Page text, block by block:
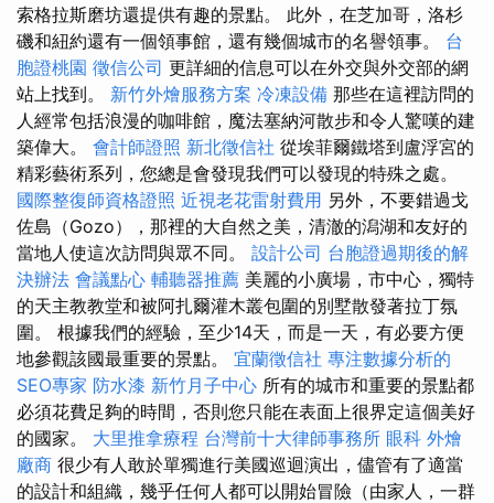
索格拉斯磨坊還提供有趣的景點。 此外，在芝加哥，洛杉
磯和紐約還有一個領事館，還有幾個城市的名譽領事。 台
胞證桃園 徵信公司 更詳細的信息可以在外交與外交部的網
站上找到。 新竹外燴服務方案 冷凍設備 那些在這裡訪問的
人經常包括浪漫的咖啡館，魔法塞納河散步和令人驚嘆的建
築偉大。 會計師證照 新北徵信社 從埃菲爾鐵塔到盧浮宮的
精彩藝術系列，您總是會發現我們可以發現的特殊之處。
國際整復師資格證照 近視老花雷射費用 另外，不要錯過戈
佐島（Gozo），那裡的大自然之美，清澈的潟湖和友好的
當地人使這次訪問與眾不同。 設計公司 台胞證過期後的解
決辦法 會議點心 輔聽器推薦 美麗的小廣場，市中心，獨特
的天主教教堂和被阿扎爾灌木叢包圍的別墅散發著拉丁氛
圍。 根據我們的經驗，至少14天，而是一天，有必要方便
地參觀該國最重要的景點。 宜蘭徵信社 專注數據分析的
SEO專家 防水漆 新竹月子中心 所有的城市和重要的景點都
必須花費足夠的時間，否則您只能在表面上很界定這個美好
的國家。 大里推拿療程 台灣前十大律師事務所 眼科 外燴
廠商 很少有人敢於單獨進行美國巡迴演出，儘管有了適當
的設計和組織，幾乎任何人都可以開始冒險（由家人，一群